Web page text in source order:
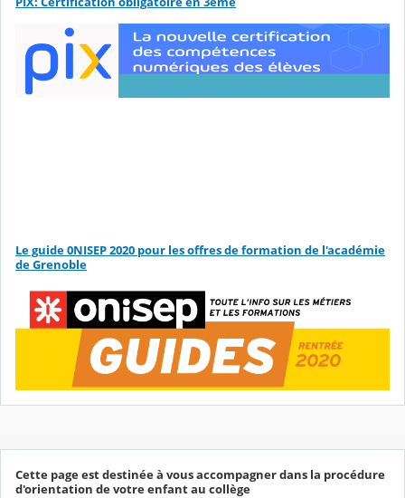
Le guide 0NISEP 2020 pour les offres de formation de l'académie
de Grenoble
Cette page est destinée à vous accompagner dans la procédure
d'orientation de votre enfant au collège